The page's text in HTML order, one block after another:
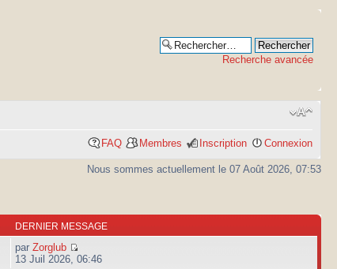
Recherche avancée
FAQ Membres Inscription Connexion
Nous sommes actuellement le 07 Août 2026, 07:53
DERNIER MESSAGE
parZorglub
13 Juil 2026, 06:46